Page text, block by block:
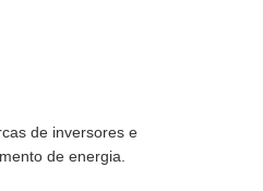
de inversores e
de energia.